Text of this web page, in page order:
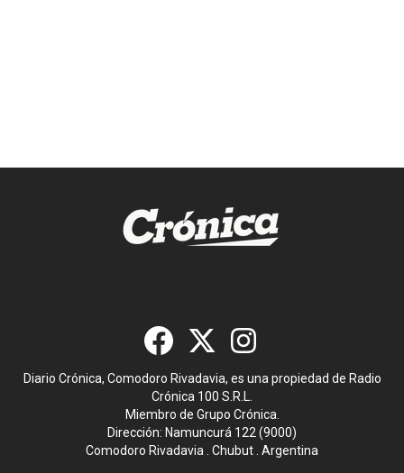
Diario Crónica, Comodoro Rivadavia, es una propiedad de Radio
Crónica 100 S.R.L.
Miembro de Grupo Crónica.
Dirección: Namuncurá 122 (9000)
Comodoro Rivadavia . Chubut . Argentina